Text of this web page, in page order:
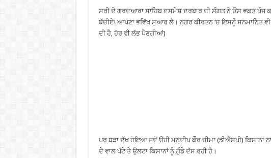
ਸਰੀ ਦੇ ਗੁਰਦੁਆਰਾ ਸਾਹਿਬ ਦਸਮੇਸ਼ ਦਰਬਾਰ ਦੀ ਸੰਗਤ ਨੇ ਉਸ ਵਕਤ ਪੰਜ
ਬੱਚੀਏ! ਆਪਣਾ ਭਵਿੱਖ ਸੁਆਰ ਲੈ। ਨਗਰ ਕੀਰਤਨ ‘ਚ ਇਸਨੂੰ ਸਨਮਾਨਿਤ
ਦੀ ਹੈ, ਹੋਰ ਵੀ ਲੱਭ ਪੈਣਗੀਆਂ)
ਪਰ ਬੜਾ ਦੁੱਖ ਹੋਇਆ ਜਦੋਂ ਉਹੀ ਮਨਦੀਪ ਕੌਰ ਚੀਮਾ (ਡੀਐਸਪੀ)
ਦੇ ਵਾਲ ਪੱਟੇ ਤੇ ਉਲਟਾ ਕਿਸਾਨਾਂ ਨੂੰ ਗੁੰਡੇ ਦੱਸ ਰਹੀ ਹੈ।